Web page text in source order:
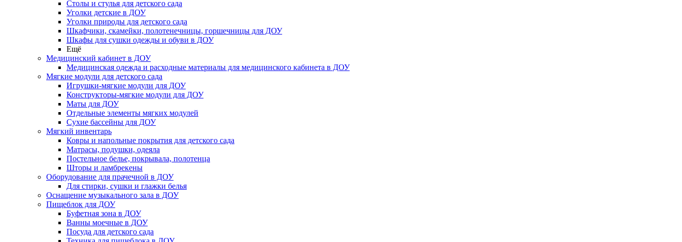
Столы и стулья для детского сада
Уголки детские в ДОУ
Уголки природы для детского сада
Шкафчики, скамейки, полотенечницы, горшечницы для ДОУ
Шкафы для сушки одежды и обуви в ДОУ
Ещё
Медицинский кабинет в ДОУ
Медицинская одежда и расходные материалы для медицинского кабинета в ДОУ
Мягкие модули для детского сада
Игрушки-мягкие модули для ДОУ
Конструкторы-мягкие модули для ДОУ
Маты для ДОУ
Отдельные элементы мягких модулей
Сухие бассейны для ДОУ
Мягкий инвентарь
Ковры и напольные покрытия для детского сада
Матрасы, подушки, одеяла
Постельное белье, покрывала, полотенца
Шторы и ламбрекены
Оборудование для прачечной в ДОУ
Для стирки, сушки и глажки белья
Оснащение музыкального зала в ДОУ
Пищеблок для ДОУ
Буфетная зона в ДОУ
Ванны моечные в ДОУ
Посуда для детского сада